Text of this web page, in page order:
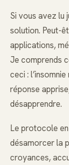
Si vous avez lu
solution. Peut-
applications,
Je comprends
ceci :
réponse
désapprendre.
Le protocole
désamorcer la
croyances,